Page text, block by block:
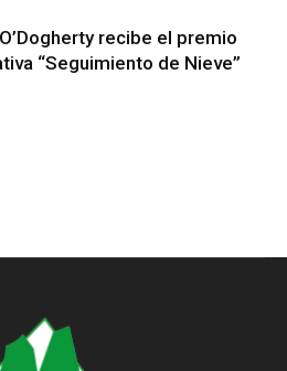
recibe el premio
“Seguimiento de Nieve”